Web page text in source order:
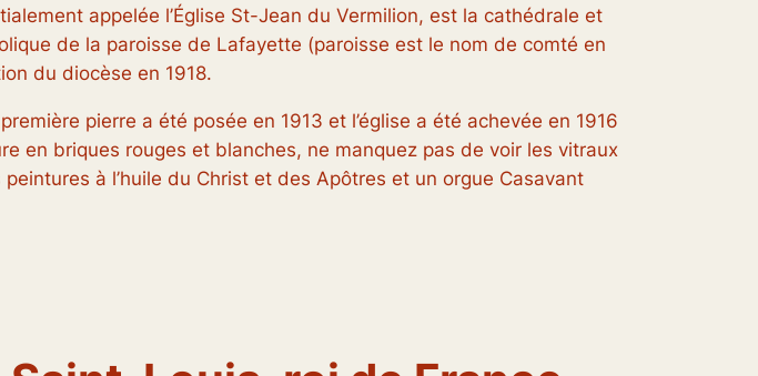
appelée l’Église St-Jean du Vermilion, est la cathédrale et
de la paroisse de Lafayette (paroisse est le nom de comté en
du diocèse en 1918.
pierre a été posée en 1913 et l’église a été achevée en 1916
en briques rouges et blanches, ne manquez pas de voir les vitraux
à l’huile du Christ et des Apôtres et un orgue Casavant